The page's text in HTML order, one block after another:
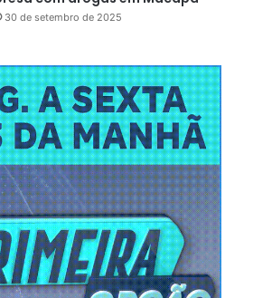
30 de setembro de 2025